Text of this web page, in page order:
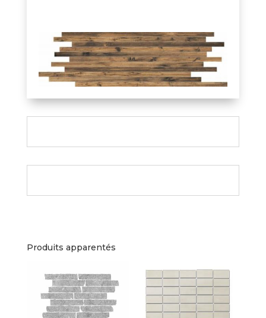
Produits apparentés